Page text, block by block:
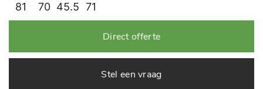
81 70 45.5 71
Direct offerte
Stel een vraag